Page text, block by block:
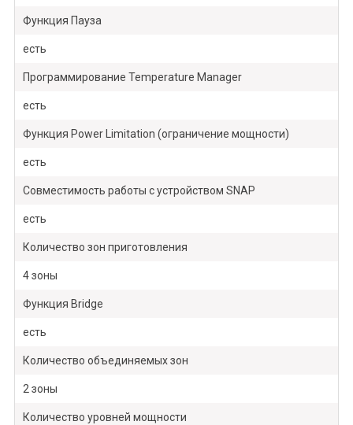
Функция Пауза
есть
Программирование Temperature Manager
есть
Функция Power Limitation (ограничение мощности)
есть
Совместимость работы с устройством SNAP
есть
Количество зон приготовления
4 зоны
Функция Bridge
есть
Количество объединяемых зон
2 зоны
Количество уровней мощности